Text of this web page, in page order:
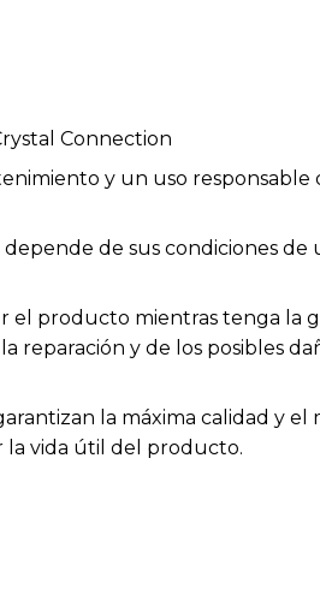
Connection
y un uso
depende de sus condiciones
el producto mientras tenga la
reparación y de los posibles
la máxima calidad y
la vida útil del producto.